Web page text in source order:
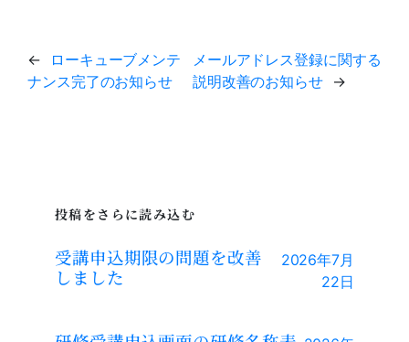
←
ローキューブメンテ
ナンス完了のお知らせ
メールアドレス登録に関する
説明改善のお知らせ
→
投稿をさらに読み込む
受講申込期限の問題を改善
しました
2026年7月
22日